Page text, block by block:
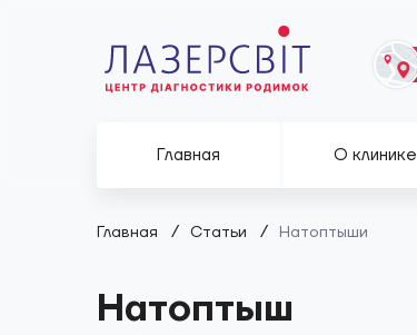
Главная О клинике
Главная / Статьи / Натоптыши
Натоптыш